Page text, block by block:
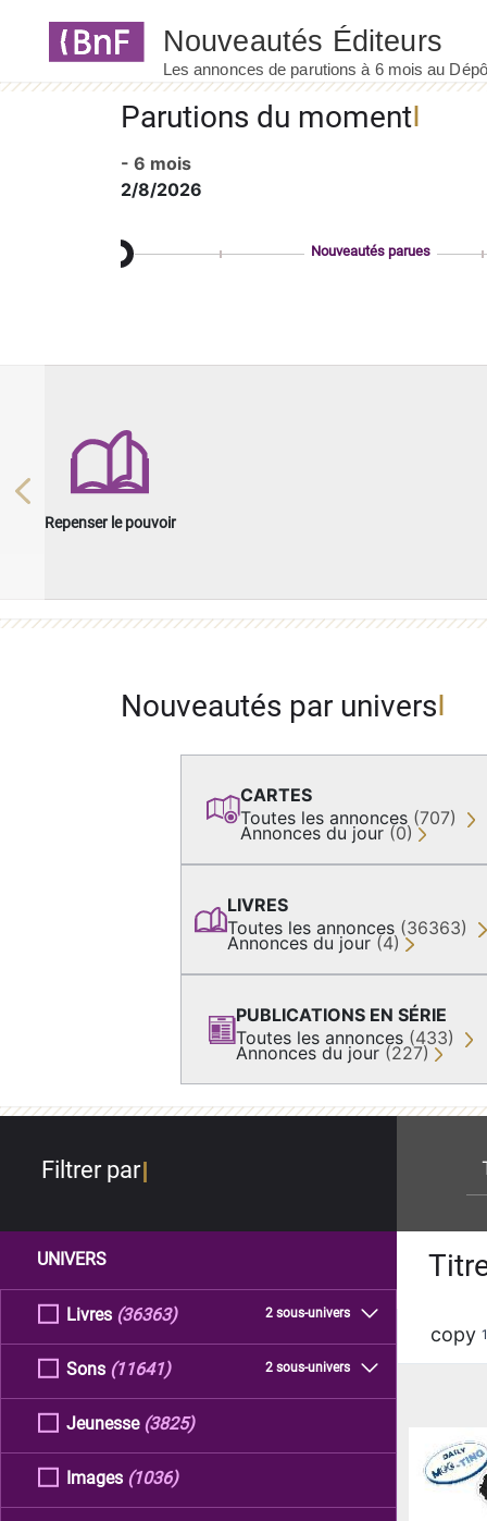
Parutions du moment
- 6 mois
2/8/2026
Nouveautés parues
Repenser le pouvoir
Previous
Nouveautés par univers
CARTES
Toutes les annonces (707)
Annonces du jour (0)
LIVRES
Toutes les annonces (36363)
Annonces du jour (4)
PUBLICATIONS EN SÉRIE
Toutes les annonces (433)
Annonces du jour (227)
Filtrer par
UNIVERS
Livres 2 sous-univers
(36363)
Sons 2 sous-univers
(11641)
Jeunesse (3825)
Images (1036)
copy